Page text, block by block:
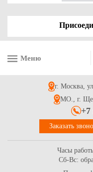
Меню
г. Москва,
МО., г.
+7
Заказать
Часы
Сб-Вс: